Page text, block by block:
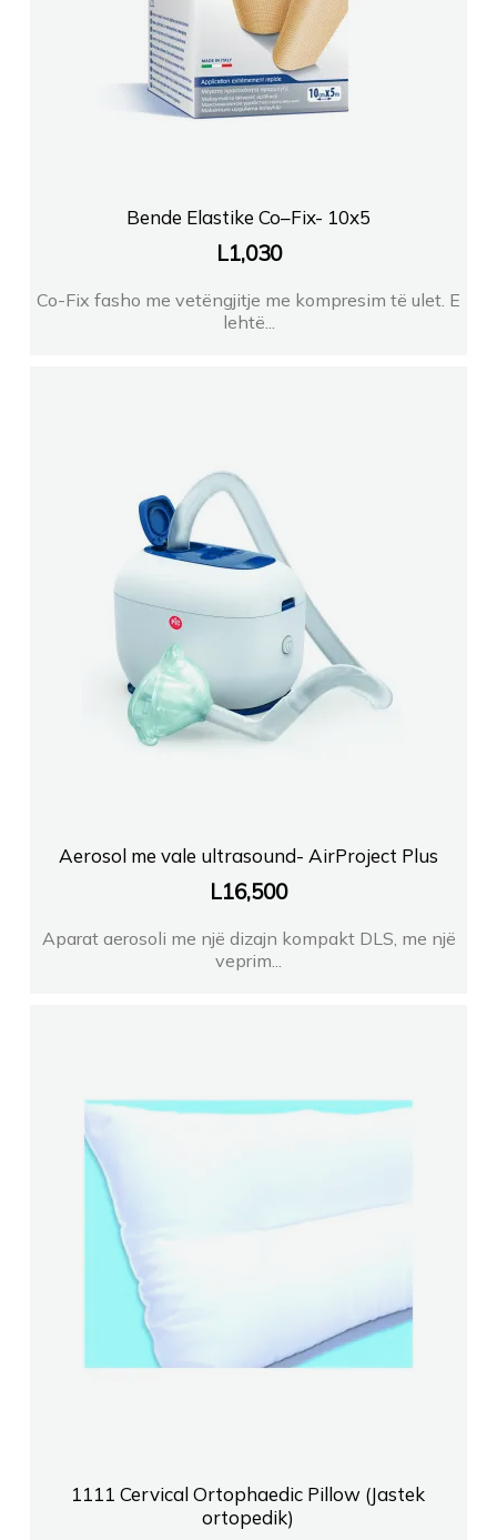
Bende Elastike Co–Fix- 10x5
L1,030
Co-Fix fasho me vetëngjitje me kompresim të ulet. E
lehtë...
Aerosol me vale ultrasound- AirProject Plus
L16,500
Aparat aerosoli me një dizajn kompakt DLS, me një
veprim...
1111 Cervical Ortophaedic Pillow (Jastek
ortopedik)